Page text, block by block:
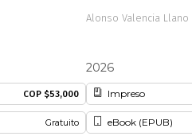
COP $53,000
Gratuito
Alonso Valencia Llano
2026
Impreso
eBook (EPUB)